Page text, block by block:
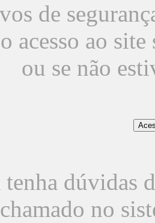
de
acesso ao
ou se não
tenha dúvidas
no